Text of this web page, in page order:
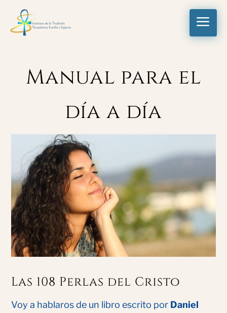
a
Manual para el
día a día
Las 108 Perlas del Cristo
Voy a hablaros de un libro escrito por Daniel